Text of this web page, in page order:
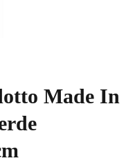
Made In